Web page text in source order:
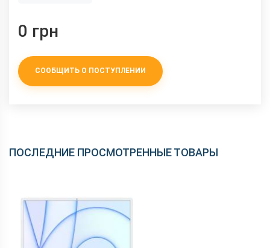
0 грн
СООБЩИТЬ О ПОСТУПЛЕНИИ
ПОСЛЕДНИЕ ПРОСМОТРЕННЫЕ ТОВАРЫ